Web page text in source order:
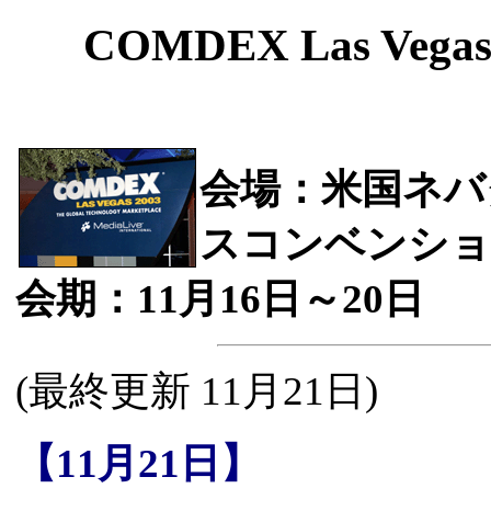
COMDEX Las
会場：米国ネ
スコンベンシ
会期：11月16日～20日
(最終更新 11月21日)
【11月21日】